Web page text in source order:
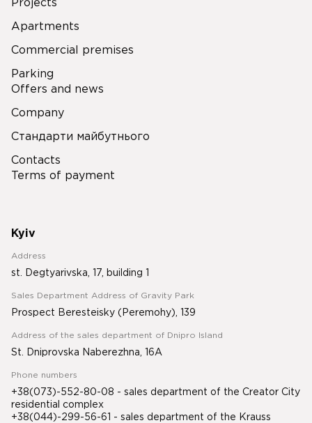
Projects
Apartments
Commercial premises
Parking
Offers and news
Company
Стандарти майбутнього
Contacts
Terms of payment
Kyiv
Address
st. Degtyarivska, 17, building 1
Sales Department Address of Gravity Park
Prospect Beresteisky (Peremohy), 139
Address of the sales department of Dnipro Island
St. Dniprovska Naberezhna, 16A
Phone numbers
+38(073)-552-80-08 - sales department of the Creator City
residential complex
+38(044)-299-56-61 - sales department of the Krauss